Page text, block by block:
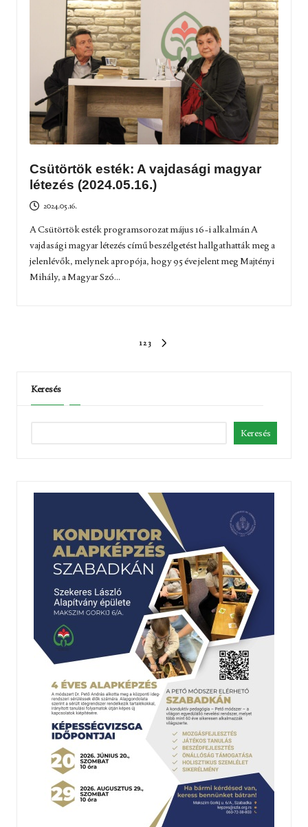
Csütörtök esték: A vajdasági magyar
létezés (2024.05.16.)
2024.05.16.
A Csütörtök esték programsorozat május 16-i alkalmán A
vajdasági magyar létezés című beszélgetést hallgathatták meg a
jelenlévők, melynek apropója, hogy 95 éve jelent meg Majtényi
Mihály, a Magyar Szó...
123
Keresés
Keresés